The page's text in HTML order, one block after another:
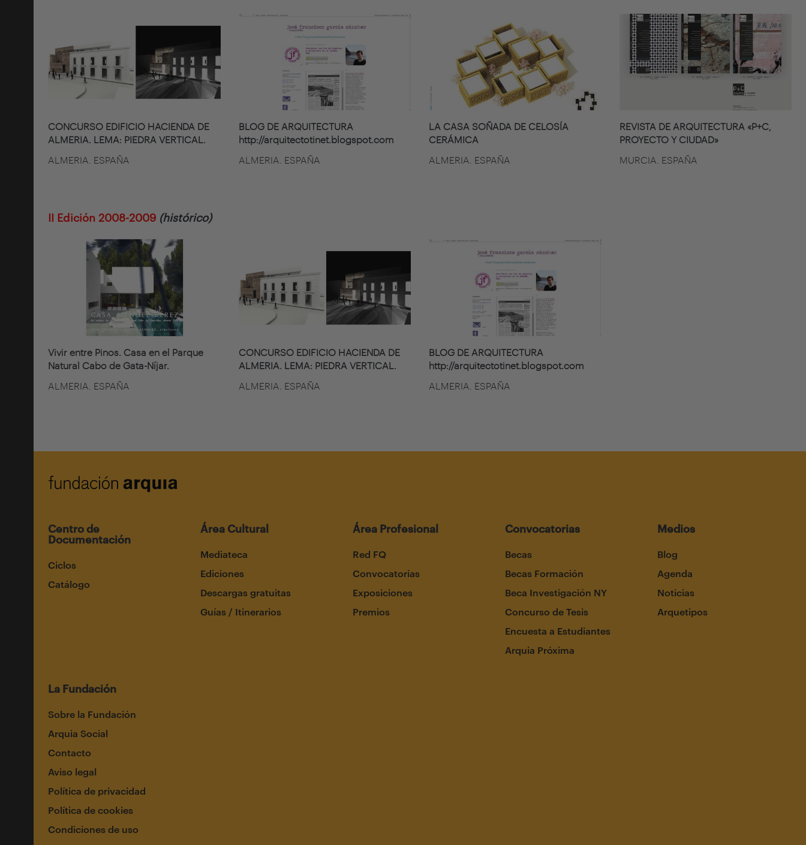
CONCURSO EDIFICIO HACIENDA DE
ALMERIA. LEMA: PIEDRA VERTICAL.
ALMERIA. ESPAÑA
BLOG DE ARQUITECTURA
http://arquitectotinet.blogspot.com
ALMERIA. ESPAÑA
LA CASA SOÑADA DE CELOSÍA
CERÁMICA
ALMERIA. ESPAÑA
REVISTA DE ARQUITECTURA «P+C,
PROYECTO Y CIUDAD»
MURCIA. ESPAÑA
II Edición 2008-2009 (histórico)
Vivir entre Pinos. Casa en el Parque
Natural Cabo de Gata-Níjar.
ALMERIA. ESPAÑA
CONCURSO EDIFICIO HACIENDA DE
ALMERIA. LEMA: PIEDRA VERTICAL.
ALMERIA. ESPAÑA
BLOG DE ARQUITECTURA
http://arquitectotinet.blogspot.com
ALMERIA. ESPAÑA
Centro de
Documentación
Ciclos
Catálogo
Área Cultural
Mediateca
Ediciones
Descargas gratuitas
Guías / Itinerarios
Área Profesional
Red FQ
Convocatorias
Exposiciones
Premios
Convocatorias
Becas
Becas Formación
Beca Investigación NY
Concurso de Tesis
Encuesta a Estudiantes
Arquia Próxima
Medios
Blog
Agenda
Noticias
Arquetipos
La Fundación
Sobre la Fundación
Arquia Social
Contacto
Aviso legal
Política de privacidad
Política de cookies
Condiciones de uso